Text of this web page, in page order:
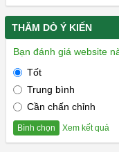
THĂM DÒ Ý KIẾN
Bạn đánh giá website
Tốt
Trung bình
Cần chấn chỉnh
Bình chọn Xem kết quả